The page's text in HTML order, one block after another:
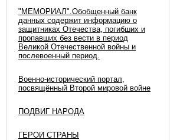
"МЕМОРИАЛ".Обобщенный банк
данных содержит информацию о
защитниках Отечества, погибших и
пропавших без вести в период
Великой Отечественной войны и
послевоенный период.
Военно-исторический портал,
посвящённый Второй мировой войне
ПОДВИГ НАРОДА
ГЕРОИ СТРАНЫ